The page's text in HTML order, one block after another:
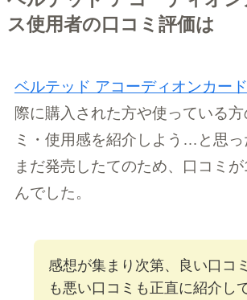
ス使用者の口コミ評価は
ベルテッド アコーディオンカー
際に購入された方や使っている方
ミ・使用感を紹介しよう…と思っ
まだ発売したてのため、口コミ
んでした。
感想が集まり次第、良い口コミ
も悪い口コミも正直に紹介し